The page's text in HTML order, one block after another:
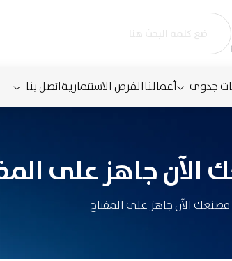
جدوى أعمالناالفرص الاستثماريةاتصل بنا
جاهز على
مصنعك الآن جاهز على المفتاح